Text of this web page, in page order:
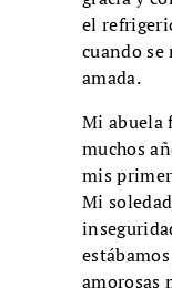
el
cuando
amada.
Mi abuela
muchos
mis
Mi
amorosas